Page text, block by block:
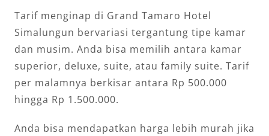
Tarif menginap di Grand Tamaro Hotel
Simalungun bervariasi tergantung tipe kamar
dan musim. Anda bisa memilih antara kamar
superior, deluxe, suite, atau family suite. Tarif
per malamnya berkisar antara Rp 500.000
hingga Rp 1.500.000.
Anda bisa mendapatkan harga lebih murah jika